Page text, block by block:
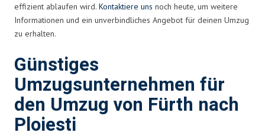
effizient ablaufen wird. Kontaktiere uns noch heute, um weitere
Informationen und ein unverbindliches Angebot für deinen Umzug
zu erhalten.
Günstiges
Umzugsunternehmen für
den Umzug von Fürth nach
Ploiesti